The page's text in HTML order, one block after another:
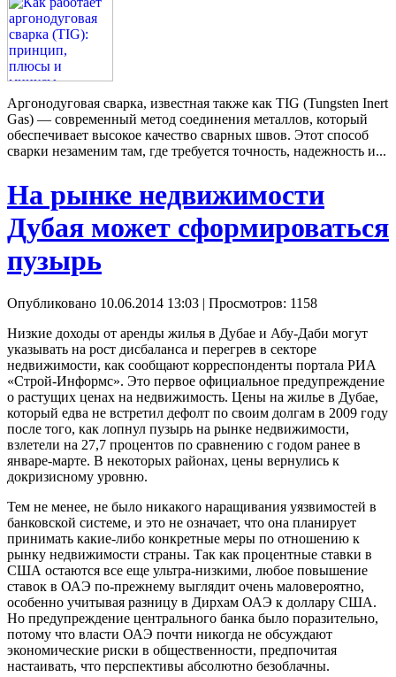
Аргонодуговая сварка, известная также как TIG (Tungsten Inert
Gas) — современный метод соединения металлов, который
обеспечивает высокое качество сварных швов. Этот способ
сварки незаменим там, где требуется точность, надежность и...
На рынке недвижимости
Дубая может сформироваться
пузырь
Опубликовано 10.06.2014 13:03 | Просмотров: 1158
Низкие доходы от аренды жилья в Дубае и Абу-Даби могут
указывать на рост дисбаланса и перегрев в секторе
недвижимости, как сообщают корреспонденты портала РИА
«Строй-Информс». Это первое официальное предупреждение
о растущих ценах на недвижимость. Цены на жилье в Дубае,
который едва не встретил дефолт по своим долгам в 2009 году
после того, как лопнул пузырь на рынке недвижимости,
взлетели на 27,7 процентов по сравнению с годом ранее в
январе-марте. В некоторых районах, цены вернулись к
докризисному уровню.
Тем не менее, не было никакого наращивания уязвимостей в
банковской системе, и это не означает, что она планирует
принимать какие-либо конкретные меры по отношению к
рынку недвижимости страны. Так как процентные ставки в
США остаются все еще ультра-низкими, любое повышение
ставок в ОАЭ по-прежнему выглядит очень маловероятно,
особенно учитывая разницу в Дирхам ОАЭ к доллару США.
Но предупреждение центрального банка было поразительно,
потому что власти ОАЭ почти никогда не обсуждают
экономические риски в общественности, предпочитая
настаивать, что перспективы абсолютно безоблачны.